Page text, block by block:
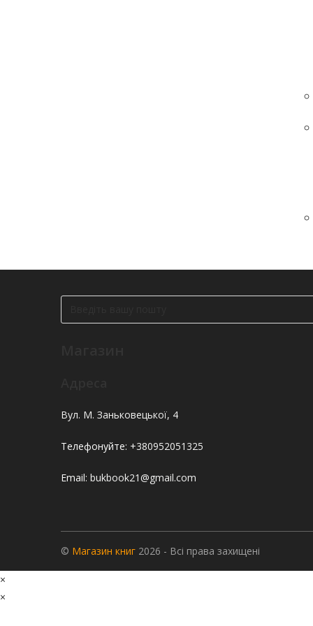
Вул. М. Заньковецької, 4
Телефонуйте: +380952051325
Email: bukbook21@gmail.com
© Магазин книг 2026 - Всі права захищені
×
×